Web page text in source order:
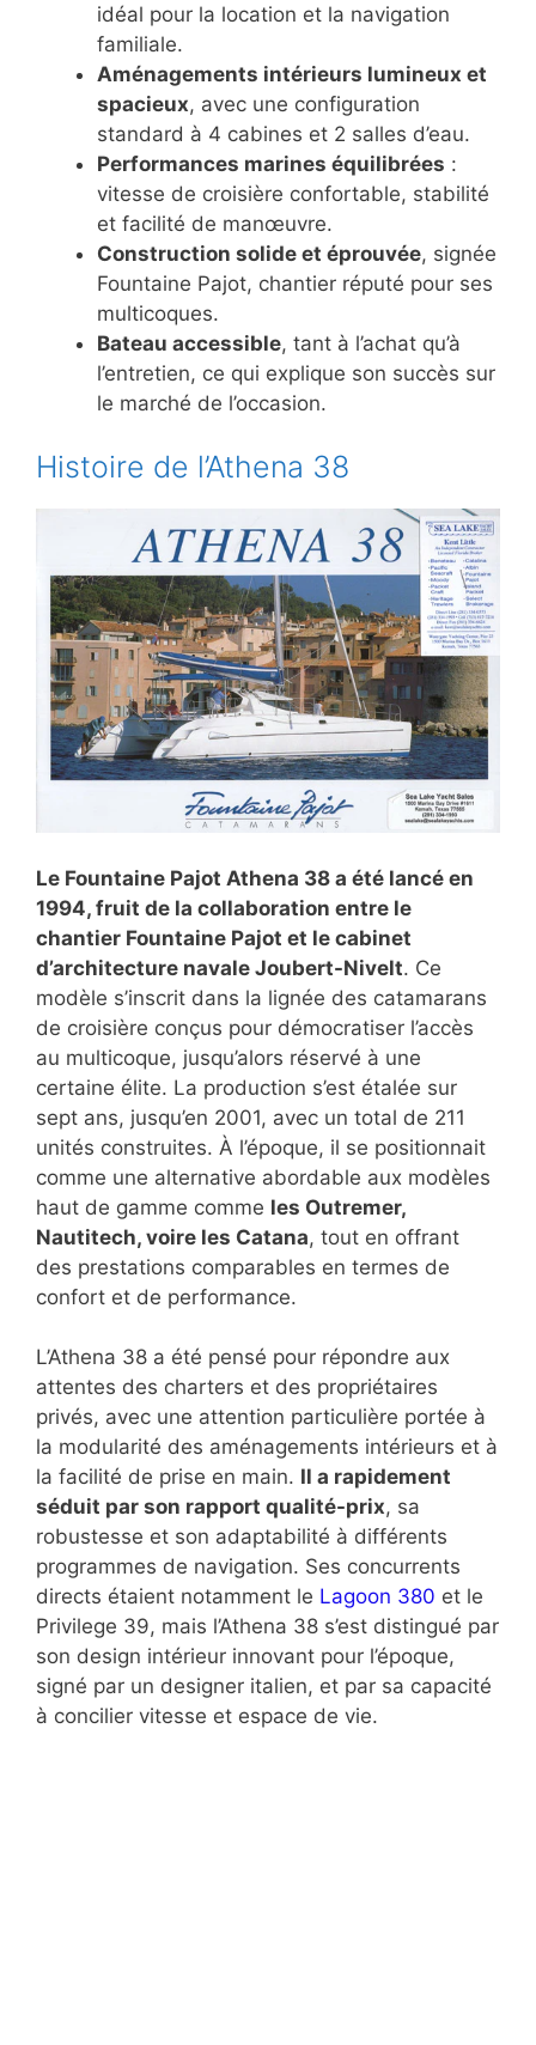
idéal pour la location et la navigation
familiale.
Aménagements intérieurs lumineux et
spacieux, avec une configuration
standard à 4 cabines et 2 salles d’eau.
Performances marines équilibrées :
vitesse de croisière confortable, stabilité
et facilité de manœuvre.
Construction solide et éprouvée, signée
Fountaine Pajot, chantier réputé pour ses
multicoques.
Bateau accessible, tant à l’achat qu’à
l’entretien, ce qui explique son succès sur
le marché de l’occasion.
Histoire de l’Athena 38
Le Fountaine Pajot Athena 38 a été lancé en
1994, fruit de la collaboration entre le
chantier Fountaine Pajot et le cabinet
d’architecture navale Joubert-Nivelt. Ce
modèle s’inscrit dans la lignée des catamarans
de croisière conçus pour démocratiser l’accès
au multicoque, jusqu’alors réservé à une
certaine élite. La production s’est étalée sur
sept ans, jusqu’en 2001, avec un total de 211
unités construites. À l’époque, il se positionnait
comme une alternative abordable aux modèles
haut de gamme comme les Outremer,
Nautitech, voire les Catana, tout en offrant
des prestations comparables en termes de
confort et de performance.
L’Athena 38 a été pensé pour répondre aux
attentes des charters et des propriétaires
privés, avec une attention particulière portée à
la modularité des aménagements intérieurs et à
la facilité de prise en main. Il a rapidement
séduit par son rapport qualité-prix, sa
robustesse et son adaptabilité à différents
programmes de navigation. Ses concurrents
directs étaient notamment le Lagoon 380 et le
Privilege 39, mais l’Athena 38 s’est distingué par
son design intérieur innovant pour l’époque,
signé par un designer italien, et par sa capacité
à concilier vitesse et espace de vie.